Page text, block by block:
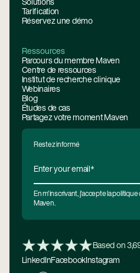
Solutions
Tarification
Réservez une démo
Ressources
Parcours du membre Maven
Centre de ressources
Institut de recherche clinique
Webinaires
Blog
Études de cas
Partagez votre moment Maven
Restez informé
En m'inscrivant, j'accepte la
Maven.
Based on
LinkedInFacebook Instagram